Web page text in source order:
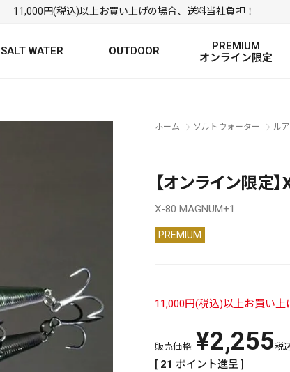
11,000円(税込)以上お買い上げの場合、送料当社負担！
TROUT ROD TROUT LURE
SALT WATER
SALTWATER LURE
OUTDOOR
PREMIUM
オンライン限定
絞り込み検索
ホーム ソルトウォーター ル
【オンライン限定
X-80 MAGNUM+1
PREMIUM
11,000円(税込)以上お買い上
販売価格: ¥2,255税
[ 21 ポイント進呈 ]